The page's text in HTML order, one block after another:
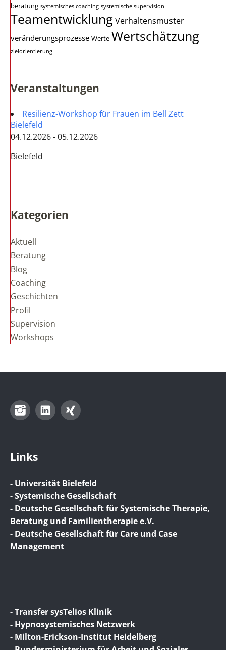
beratung systemisches coaching systemische supervision
Teamentwicklung Verhaltensmuster
veränderungsprozesse Werte Wertschätzung
zielorientierung
Veranstaltungen
Resilienz-Workshop für Frauen im Bell Zett
Bielefeld
04.12.2026 - 05.12.2026
Bielefeld
Kategorien
Aktuell
Beratung
Blog
Coaching
Geschichten
Profil
Supervision
Workshops
InstagramLinkedIn
Links
- Universität Bielefeld
- Systemische Gesellschaft
- Deutsche Gesellschaft für Systemische Therapie,
Beratung und Familientherapie e.V.
- Deutsche Gesellschaft für Care und Case
Management
- Transfer sysTelios Klinik
- Hypnosystemisches Netzwerk
- Milton-Erickson-Institut Heidelberg